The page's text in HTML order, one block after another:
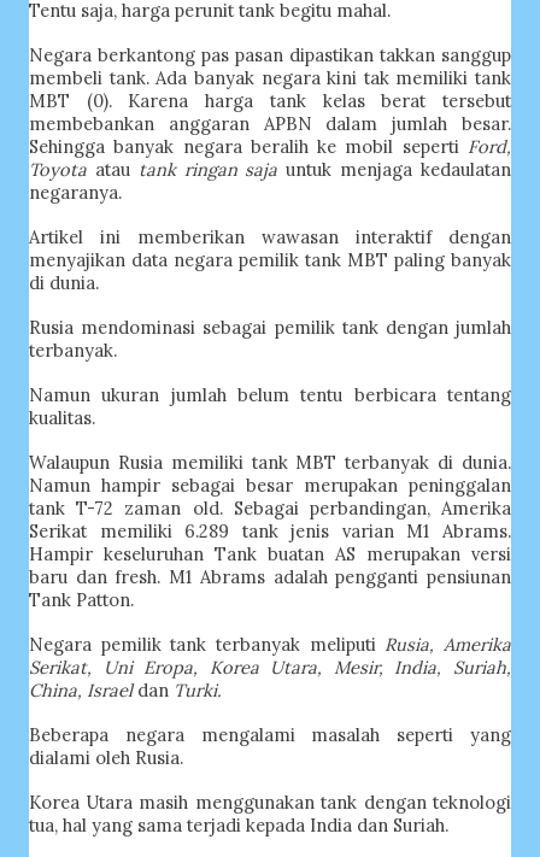
Tentu saja, harga perunit tank begitu mahal.
Negara berkantong pas pasan dipastikan takkan sanggup
membeli tank. Ada banyak negara kini tak memiliki tank
MBT (0). Karena harga tank kelas berat tersebut
membebankan anggaran APBN dalam jumlah besar.
Sehingga banyak negara beralih ke mobil seperti Ford,
Toyota atau tank ringan saja untuk menjaga kedaulatan
negaranya.
Artikel ini memberikan wawasan interaktif dengan
menyajikan data negara pemilik tank MBT paling banyak
di dunia.
Rusia mendominasi sebagai pemilik tank dengan jumlah
terbanyak.
Namun ukuran jumlah belum tentu berbicara tentang
kualitas.
Walaupun Rusia memiliki tank MBT terbanyak di dunia.
Namun hampir sebagai besar merupakan peninggalan
tank T-72 zaman old. Sebagai perbandingan, Amerika
Serikat memiliki 6.289 tank jenis varian M1 Abrams.
Hampir keseluruhan Tank buatan AS merupakan versi
baru dan fresh. M1 Abrams adalah pengganti pensiunan
Tank Patton.
Negara pemilik tank terbanyak meliputi Rusia, Amerika
Serikat, Uni Eropa, Korea Utara, Mesir, India, Suriah,
China, Israeldan Turki.
Beberapa negara mengalami masalah seperti yang
dialami oleh Rusia.
Korea Utara masih menggunakan tank dengan teknologi
tua, hal yang sama terjadi kepada India dan Suriah.